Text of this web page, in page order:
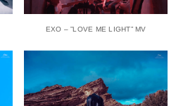
EXO – ”LOVE ME LIGHT” MV